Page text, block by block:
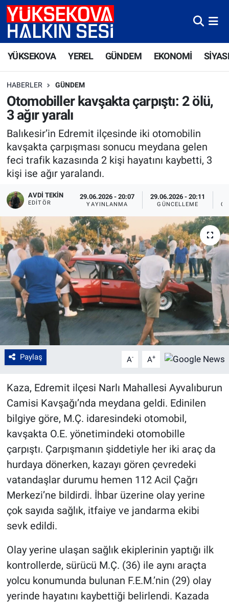
YÜKSEKOVA YEREL GÜNDEM EKONOMİ
HABERLER GÜNDEM
Otomobiller kavşakta çarpıştı: 2 ölü,
3 ağır yaralı
Balıkesir’in Edremit ilçesinde iki otomobilin
kavşakta çarpışması sonucu meydana gelen
feci trafik kazasında 2 kişi hayatını kaybetti, 3
kişi ise ağır yaralandı.
AVDI TEKIN
EDITÖR
29.06.2026 - 20:07
YAYINLANMA
29.06.2026 - 20:11
GÜNCELLEME
Paylaş A- A+
Kaza, Edremit ilçesi Narlı Mahallesi Ayvalıburun
Camisi Kavşağı’nda meydana geldi. Edinilen
bilgiye göre, M.Ç. idaresindeki otomobil,
kavşakta O.E. yönetimindeki otomobille
çarpıştı. Çarpışmanın şiddetiyle her iki araç da
hurdaya dönerken, kazayı gören çevredeki
vatandaşlar durumu hemen 112 Acil Çağrı
Merkezi’ne bildirdi. İhbar üzerine olay yerine
çok sayıda sağlık, itfaiye ve jandarma ekibi
sevk edildi.
Olay yerine ulaşan sağlık ekiplerinin yaptığı ilk
kontrollerde, sürücü M.Ç. (36) ile aynı araçta
yolcu konumunda bulunan F.E.M.’nin (29) olay
yerinde hayatını kaybettiği belirlendi. Kazada
Yüksekova Nöbetçi Eczaneler
Süper Lig Puan Durumu ve Fikstür
Tüm Manşetler
Son Dakika Haberleri
Haber Arşivi